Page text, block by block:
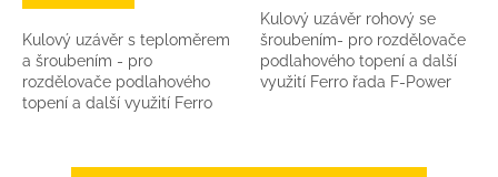
Kulový uzávěr s teploměrem
a šroubením - pro
rozdělovače podlahového
topení a další využití Ferro
bar Přepravované...
Kulový uzávěr rohový se
šroubením- pro rozdělovače
podlahového topení a další
využití Ferro řada F-Power